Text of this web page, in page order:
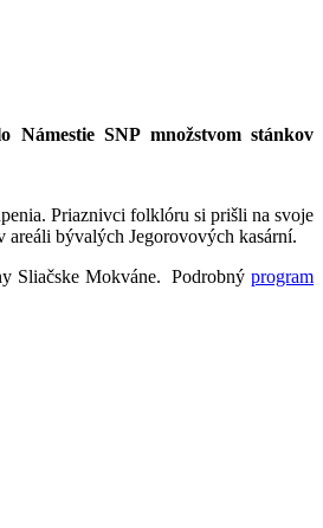
SNP množstvom stánkov
Priaznivci folklóru si prišli na svoje
areáli bývalých Jegorovových kasární.
Sliačske Mokváne. Podrobný program